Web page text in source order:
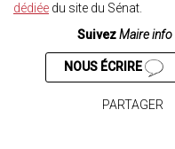
dédiée du site du Sénat.
SuivezMaire info
NOUS ÉCRIRE
PARTAGER